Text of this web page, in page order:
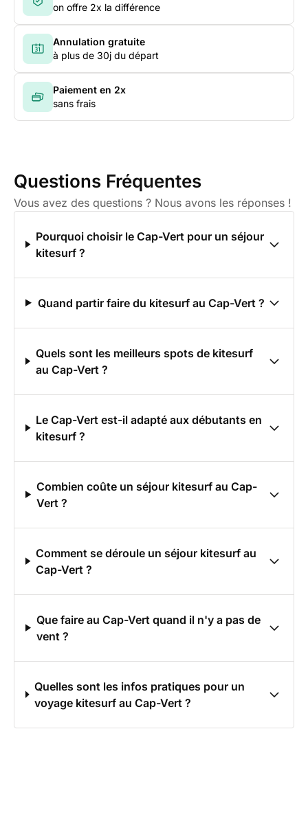
on offre 2x la différence
Annulation gratuite
à plus de 30j du départ
Paiement en 2x
sans frais
Questions Fréquentes
Vous avez des questions ? Nous avons les réponses !
Pourquoi choisir le Cap-Vert pour un séjour
kitesurf ?
Quand partir faire du kitesurf au Cap-Vert ?
Quels sont les meilleurs spots de kitesurf
au Cap-Vert ?
Le Cap-Vert est-il adapté aux débutants en
kitesurf ?
Combien coûte un séjour kitesurf au Cap-
Vert ?
Comment se déroule un séjour kitesurf au
Cap-Vert ?
Que faire au Cap-Vert quand il n'y a pas de
vent ?
Quelles sont les infos pratiques pour un
voyage kitesurf au Cap-Vert ?